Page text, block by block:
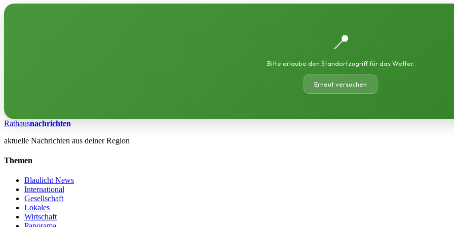
📍
Bitte erlaube den Standortzugriff für das Wetter.
Erneut versuchen
Rathausnachrichten
aktuelle Nachrichten aus deiner Region
Themen
Blaulicht News
International
Gesellschaft
Lokales
Wirtschaft